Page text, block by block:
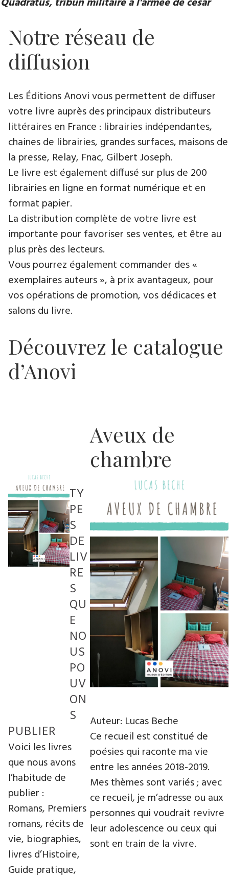
Notre réseau de
diffusion
Les Éditions Anovi vous permettent de diffuser
votre livre auprès des principaux distributeurs
littéraires en France : librairies indépendantes,
chaines de librairies, grandes surfaces, maisons de
la presse, Relay, Fnac, Gilbert Joseph.
Le livre est également diffusé sur plus de 200
librairies en ligne en format numérique et en
format papier.
La distribution complète de votre livre est
importante pour favoriser ses ventes, et être au
plus près des lecteurs.
Vous pourrez également commander des «
exemplaires auteurs », à prix avantageux, pour
vos opérations de promotion, vos dédicaces et
salons du livre.
Découvrez le catalogue
d’Anovi
Aveux de
chambre
Auteur: Lucas Beche
Ce recueil est constitué de
poésies qui raconte ma vie
entre les années 2018-2019.
Mes thèmes sont variés ; avec
ce recueil, je m’adresse ou aux
personnes qui voudrait revivre
leur adolescence ou ceux qui
sont en train de la vivre.
TY
PE
S
DE
LIV
RE
S
QU
E
NO
US
PO
UV
ON
S
PUBLIER
Voici les livres
que nous avons
l’habitude de
publier :
Romans, Premiers
romans, récits de
vie, biographies,
livres d’Histoire,
Guide pratique,